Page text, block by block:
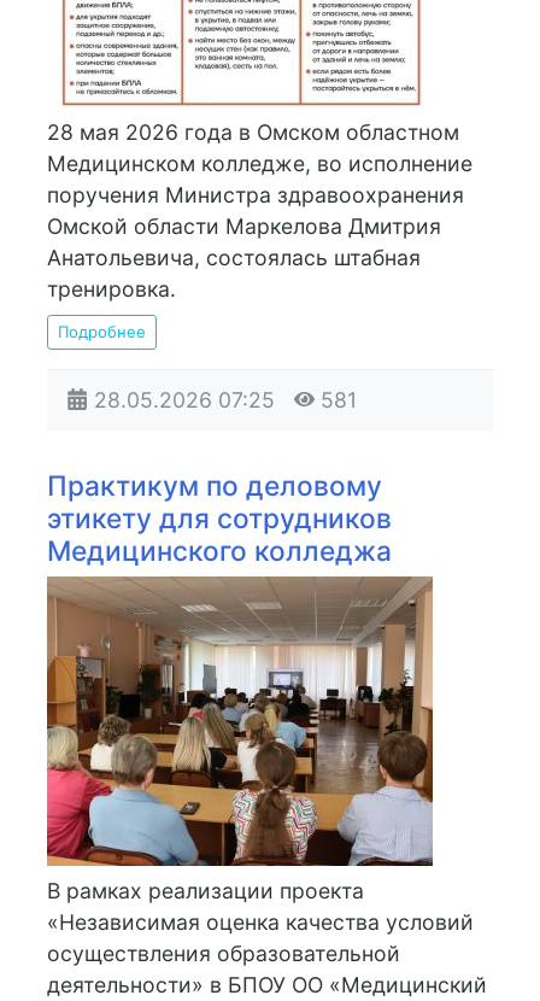
28 мая 2026 года в Омском областном
Медицинском колледже, во исполнение
поручения Министра здравоохранения
Омской области Маркелова Дмитрия
Анатольевича, состоялась штабная
тренировка.
Подробнее
28.05.2026 07:25 581
Практикум по деловому
этикету для сотрудников
Медицинского колледжа
В рамках реализации проекта
«Независимая оценка качества условий
осуществления образовательной
деятельности» в БПОУ ОО «Медицинский